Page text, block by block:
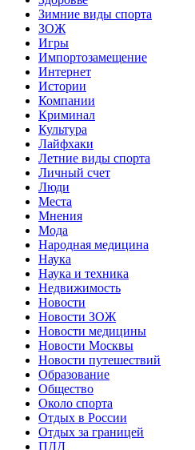
Зимние виды спорта
ЗОЖ
Игры
Импортозамещение
Интернет
Истории
Компании
Криминал
Культура
Лайфхаки
Летние виды спорта
Личный счет
Люди
Места
Мнения
Мода
Народная медицина
Наука
Наука и техника
Недвижимость
Новости
Новости ЗОЖ
Новости медицины
Новости Москвы
Новости путешествий
Образование
Общество
Около спорта
Отдых в России
Отдых за границей
ПДД